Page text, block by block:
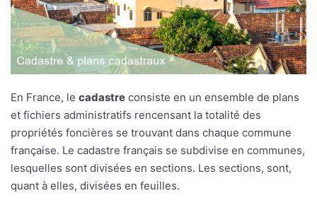
En France, le cadastre consiste en un ensemble de plans
et fichiers administratifs rencensant la totalité des
propriétés foncières se trouvant dans chaque commune
française. Le cadastre français se subdivise en communes,
lesquelles sont divisées en sections. Les sections, sont,
quant à elles, divisées en feuilles.